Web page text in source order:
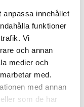
anpassa innehållet
funktioner
Vi
och annan
medier och
med.
med annan
som de har